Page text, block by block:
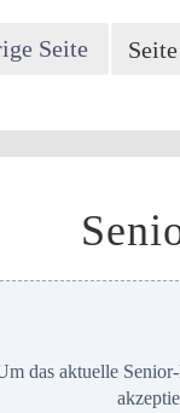
Seite Seite
das aktuelle